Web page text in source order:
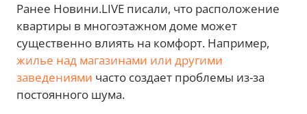
Ранее Новини.LIVE писали, что расположение
квартиры в многоэтажном доме может
существенно влиять на комфорт. Например,
жилье над магазинами или другими
заведениями часто создает проблемы из-за
постоянного шума.